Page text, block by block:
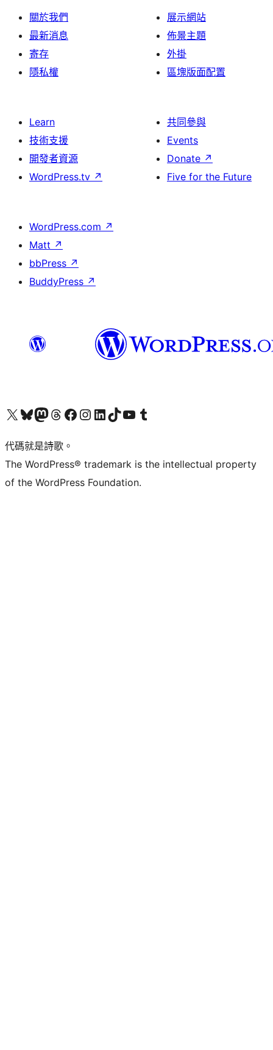
關於我們
最新消息
寄存
隱私權
展示網站
佈景主題
外掛
區塊版面配置
Learn
技術支援
開發者資源
WordPress.tv ↗
共同參與
Events
Donate ↗
Five for the Future
WordPress.com ↗
Matt ↗
bbPress ↗
BuddyPress ↗
Visit our X (formerly Twitter) account
Visit our Bluesky account
Visit our Mastodon account
Visit our Threads account
訪問我們的 Facebook 專頁Visit our Instagram account
Visit our LinkedIn account
Visit our TikTok account
Visit our YouTube channel
Visit our Tumblr account
代碼就是詩歌。
The WordPress® trademark is the intellectual property
of the WordPress Foundation.